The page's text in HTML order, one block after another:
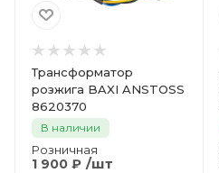
Трансформатор
розжига BAXI ANSTOSS
8620370
В наличии
Розничная
1 900 ₽ /шт